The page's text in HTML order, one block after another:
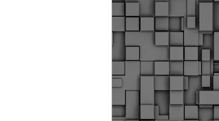
αστυνομικούς, οι οποίοι έχουν
καθήκοντα.
ο Δήμος παρέλαβε τρία
οποία θα χρησιμοποιούνται για